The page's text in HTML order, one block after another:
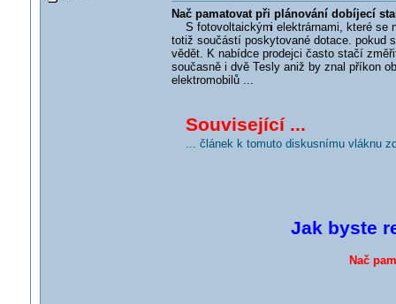
Nač pamatovat při plánování dobíjecí
S fotovoltaickými elektrárnami, které se
totiž součástí poskytované dotace. pokud
vědět. K nabídce prodejci často stačí
současně i dvě Tesly aniž by znal příkon
elektromobilů ...
Související ...
... článek k tomuto diskusnímu vláknu
Jak byste
Nač